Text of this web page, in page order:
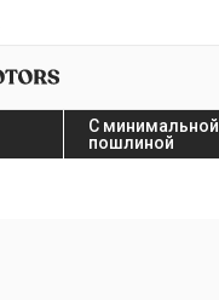
С минимальной
пошлиной